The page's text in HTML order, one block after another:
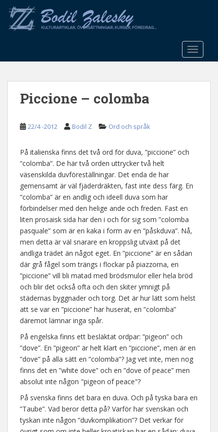
o
Piccione – colomba
22/4 -2012 Bodil Z Ord och språk
På italienska finns det två ord för duva, ”piccione” och
”colomba”. De här två orden uttrycker två helt
väsenskilda duvföreställningar. Det enda de har
gemensamt är väl fjäderdräkten, fast inte dess färg. En
”colomba” är en andlig och ideell duva som har
förbindelser med den helige ande och freden. Fast en
liten prosaisk sida har den i och för sig som ”colomba
pasquale” som är en kaka i form av en ”påskduva”. Nå,
men detta är väl snarare en kroppslig utväxt på det
andliga trädet än något eget. En ”piccione” är en sådan
där grå fågel som trängs i flockar på piazzorna, en
”piccione” vill bli matad med brödsmulor eller hela bröd
och blir det också ofta och den skiter ymnigt på
städernas byggnader och torg. Det är hur lätt som helst
att se var en ”piccione” har huserat, en ”colomba”
däremot lämnar inga spår.
På engelska finns ett besläktat ordpar: ”pigeon” och
”dove”. En ”pigeon” är helt klart en ”piccione”, men är en
”dove” på alla sätt en ”colomba”? Jag vet inte, men nog
finns det en ”white dove” och en ”dove of peace” men
absolut inte någon "pigeon of peace"?
På svenska finns det bara en duva. Och på tyska bara en
”Taube”. Vad beror detta på? Varför har svenskan och
tyskan inte någon ”duvkomplikation”? Det verkar för